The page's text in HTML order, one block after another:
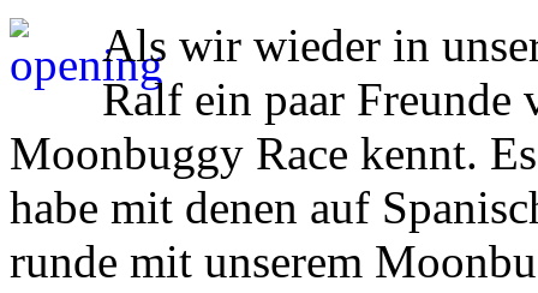
Als wir wieder in
Ralf ein paar Freunde
Moonbuggy Race kennt.
habe mit denen auf
runde mit unserem